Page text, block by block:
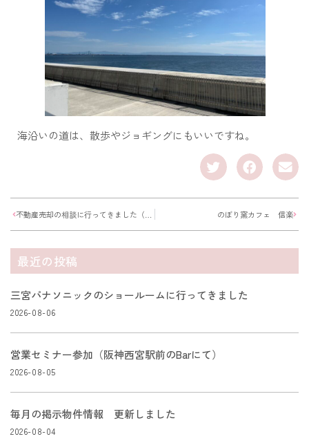
海沿いの道は、散歩やジョギングにもいいですね。
のぼり窯カフェ 信楽
最近の投稿
三宮パナソニックのショールームに行ってきました
2026-08-06
営業セミナー参加（阪神西宮駅前のBarにて）
2026-08-05
毎月の掲示物件情報 更新しました
2026-08-04